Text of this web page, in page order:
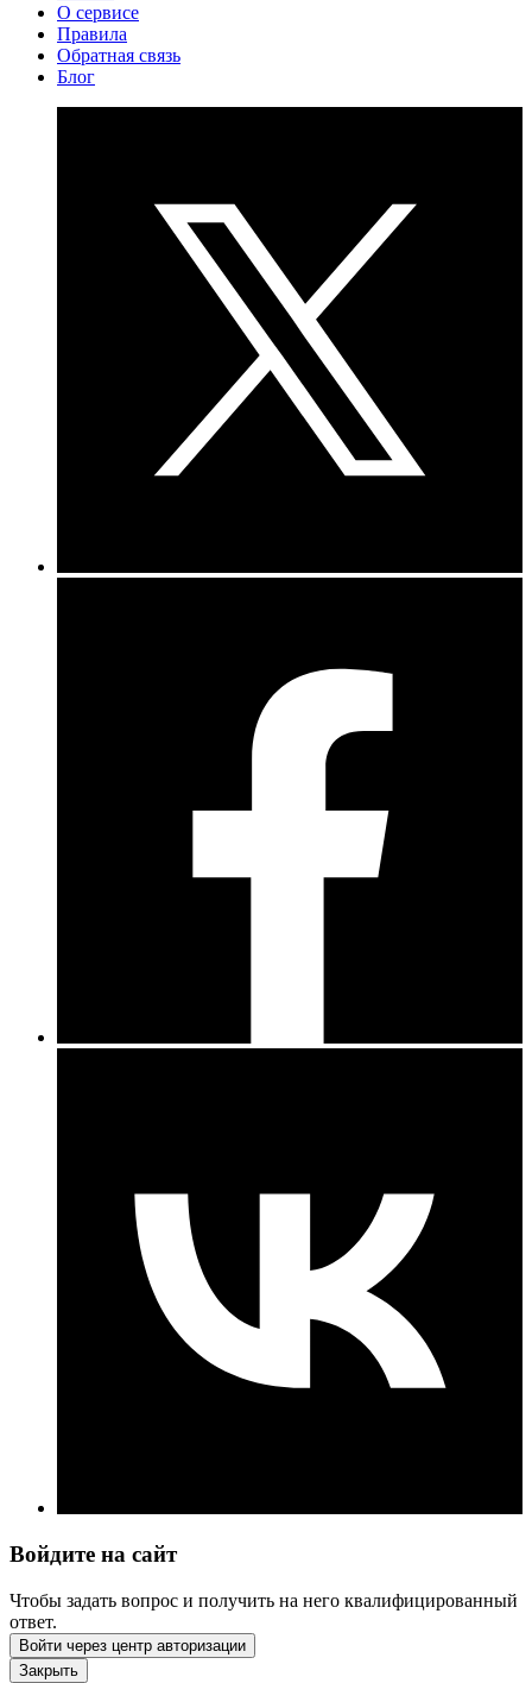
О сервисе
Правила
Обратная связь
Блог
Войдите на сайт
Чтобы задать вопрос и получить на него квалифицированный
ответ.
Войти через центр авторизации
Закрыть